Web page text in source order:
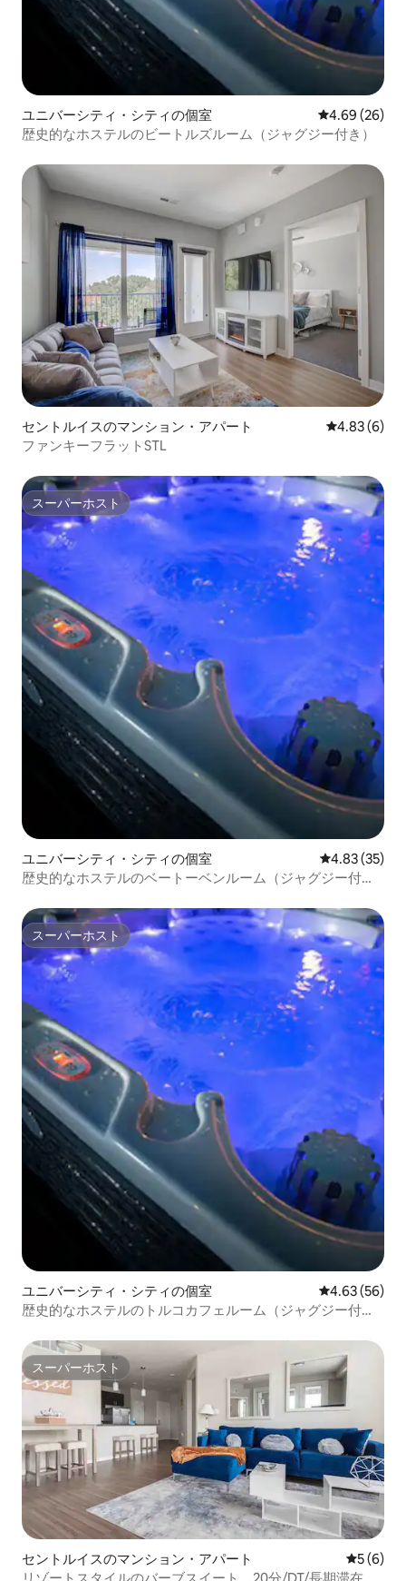
ユニバーシティ・シティの個室 レビュー26
4.69 (26)
歴史的なホステルのビートルズルーム（ジャグジー付き）
セントルイスのマンション・アパート レビュー6
4.83 (6)
ファンキーフラットSTL
スーパーホスト
スーパーホスト
ユニバーシティ・シティの個室 レビュー35
4.83 (35)
歴史的なホステルのベートーベンルーム（ジャグジー付
スーパーホスト
スーパーホスト
ユニバーシティ・シティの個室 レビュー56
4.63 (56)
歴史的なホステルのトルコカフェルーム（ジャグジー付
スーパーホスト
スーパーホスト
セントルイスのマンション・アパート レビュー
5 (6)